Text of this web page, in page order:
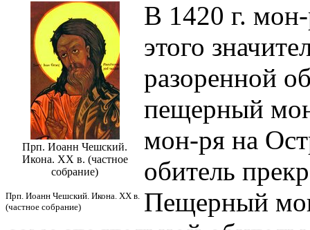
Прп. Иоанн Чешский.
Икона. XX в. (частное
собрание)
Прп. Иоанн Чешский. Икона. XX в.
(частное собрание)
В 1420 г.
этого
разоренной
пещерный
мон-ря на
обитель
Пещерный